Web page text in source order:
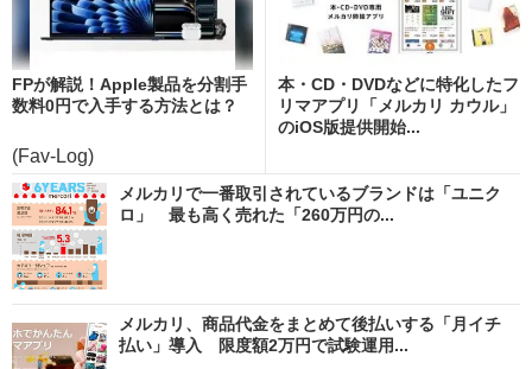
FPが解説！Apple製品を分割手
数料0円で入手する方法とは？
(Fav-Log)
本・CD・DVDなどに特化したフ
リマアプリ「メルカリ カウル」
のiOS版提供開始...
メルカリで一番取引されているブランドは「ユニク
ロ」 最も高く売れた「260万円の...
メルカリ、商品代金をまとめて後払いする「月イチ
払い」導入 限度額2万円で試験運用...